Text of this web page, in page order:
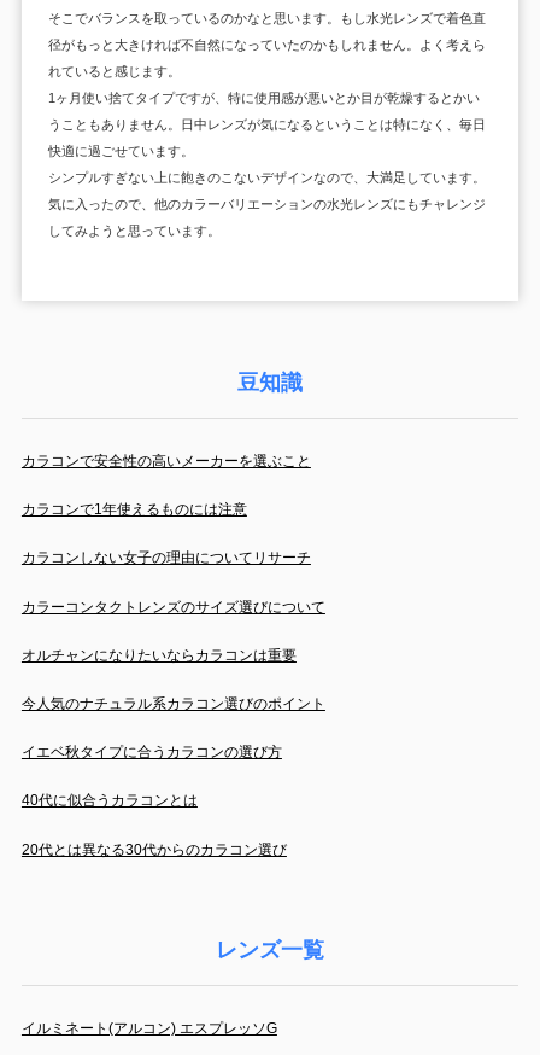
そこでバランスを取っているのかなと思います。もし水光レンズで着色直
径がもっと大きければ不自然になっていたのかもしれません。よく考えら
れていると感じます。
1ヶ月使い捨てタイプですが、特に使用感が悪いとか目が乾燥するとかい
うこともありません。日中レンズが気になるということは特になく、毎日
快適に過ごせています。
シンプルすぎない上に飽きのこないデザインなので、大満足しています。
気に入ったので、他のカラーバリエーションの水光レンズにもチャレンジ
してみようと思っています。
豆知識
カラコンで安全性の高いメーカーを選ぶこと
カラコンで1年使えるものには注意
カラコンしない女子の理由についてリサーチ
カラーコンタクトレンズのサイズ選びについて
オルチャンになりたいならカラコンは重要
今人気のナチュラル系カラコン選びのポイント
イエベ秋タイプに合うカラコンの選び方
40代に似合うカラコンとは
20代とは異なる30代からのカラコン選び
レンズ一覧
イルミネート(アルコン) エスプレッソG